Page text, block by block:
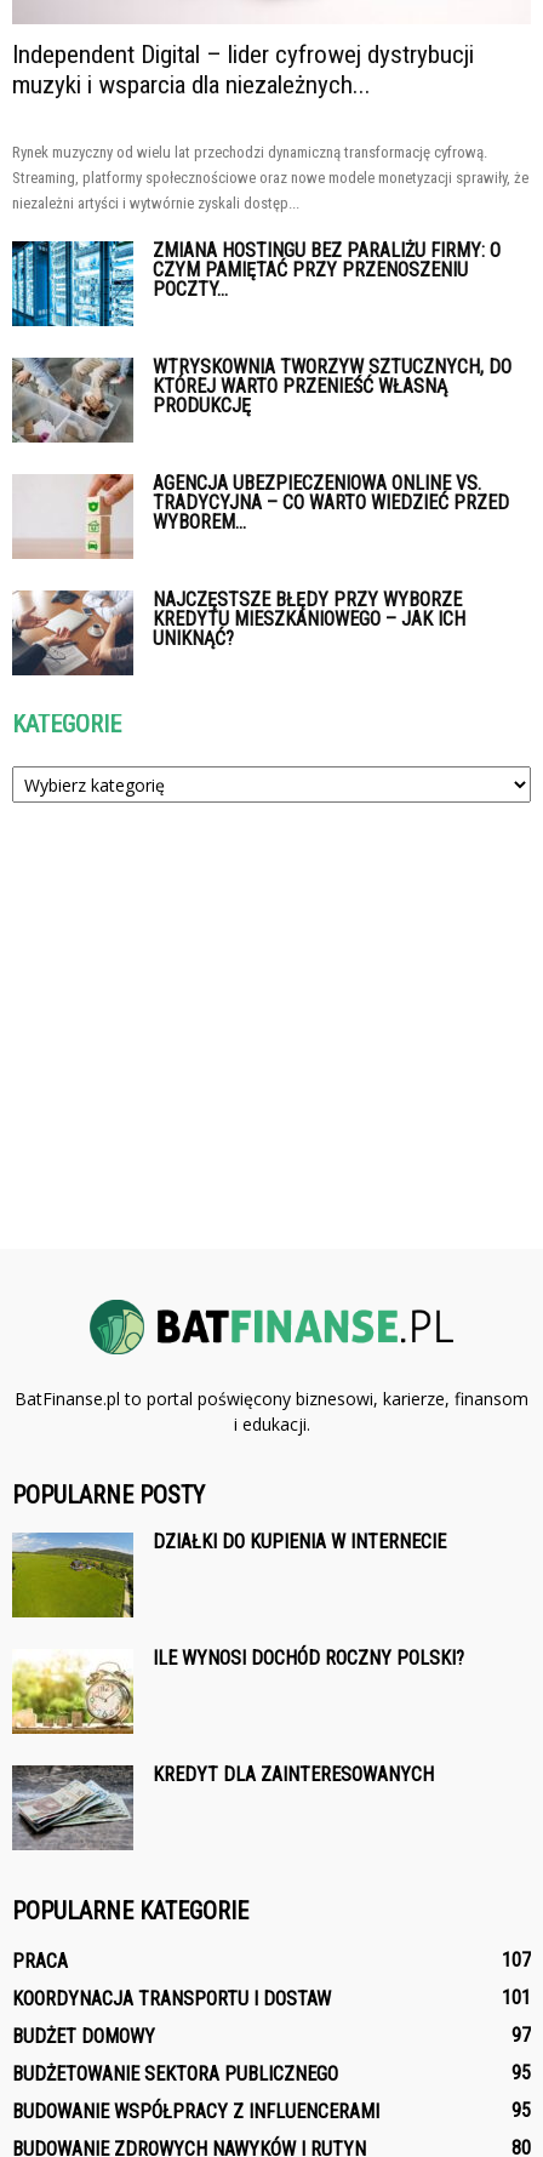
Independent Digital – lider cyfrowej dystrybucji
muzyki i wsparcia dla niezależnych...
Rynek muzyczny od wielu lat przechodzi dynamiczną transformację cyfrową.
Streaming, platformy społecznościowe oraz nowe modele monetyzacji sprawiły, że
niezależni artyści i wytwórnie zyskali dostęp...
ZMIANA HOSTINGU BEZ PARALIŻU FIRMY: O
CZYM PAMIĘTAĆ PRZY PRZENOSZENIU
POCZTY...
WTRYSKOWNIA TWORZYW SZTUCZNYCH, DO
KTÓREJ WARTO PRZENIEŚĆ WŁASNĄ
PRODUKCJĘ
AGENCJA UBEZPIECZENIOWA ONLINE VS.
TRADYCYJNA – CO WARTO WIEDZIEĆ PRZED
WYBOREM...
NAJCZĘSTSZE BŁĘDY PRZY WYBORZE
KREDYTU MIESZKANIOWEGO – JAK ICH
UNIKNĄĆ?
KATEGORIE
Kategorie
BatFinanse.pl to portal poświęcony biznesowi, karierze, finansom
i edukacji.
POPULARNE POSTY
DZIAŁKI DO KUPIENIA W INTERNECIE
ILE WYNOSI DOCHÓD ROCZNY POLSKI?
KREDYT DLA ZAINTERESOWANYCH
POPULARNE KATEGORIE
PRACA
107
KOORDYNACJA TRANSPORTU I DOSTAW
101
BUDŻET DOMOWY
97
BUDŻETOWANIE SEKTORA PUBLICZNEGO
95
BUDOWANIE WSPÓŁPRACY Z INFLUENCERAMI
95
BUDOWANIE ZDROWYCH NAWYKÓW I RUTYN
80